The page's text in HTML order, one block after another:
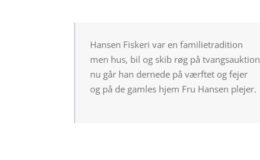
Hansen Fiskeri var en familietradition
men hus, bil og skib røg på tvangsauktion
nu går han dernede på værftet og fejer
og på de gamles hjem Fru Hansen plejer.